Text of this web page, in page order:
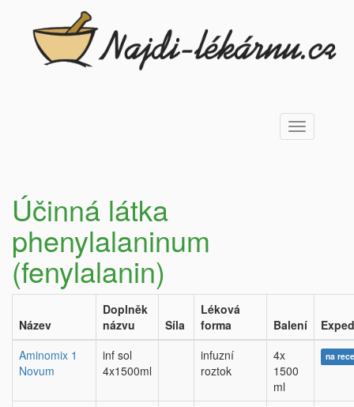
Toggle
navigation
Účinná látka
phenylalaninum
(fenylalanin)
Název
Doplněk
názvu
Síla
Léková
forma
Balení
Aminomix 1
Novum
inf sol
4x1500ml
infuzní
roztok
4x
1500
ml
na